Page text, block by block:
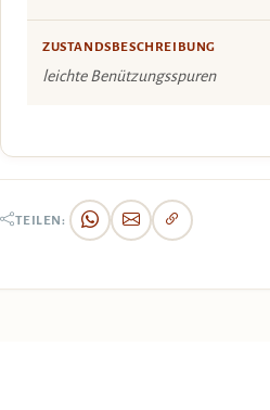
ZUSTANDSBESCHREIBUNG
leichte Benützungsspuren
TEILEN: